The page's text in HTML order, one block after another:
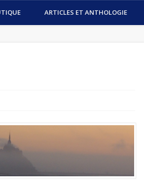
ARTICLES ET ANTHOLOGIE